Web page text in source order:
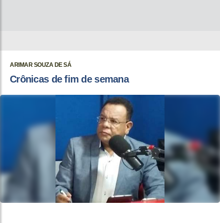
ARIMAR SOUZA DE SÁ
Crônicas de fim de semana